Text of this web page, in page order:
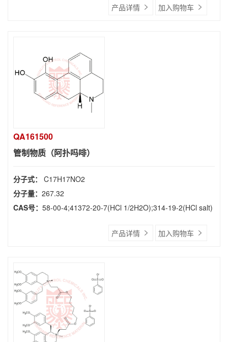
产品详情 加入购物车
QA161500
管制物质（阿扑吗啡）
分子式： C17H17NO2
分子量： 267.32
CAS号： 58-00-4;41372-20-7(HCl 1/2H2O);314-19-2(HCl salt)
产品详情 加入购物车